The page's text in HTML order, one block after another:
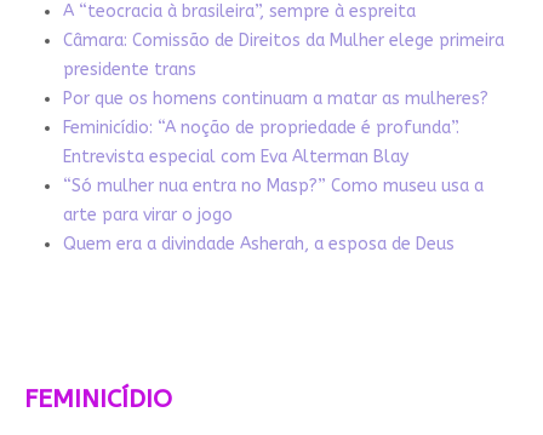
A “teocracia à brasileira”, sempre à espreita
Câmara: Comissão de Direitos da Mulher elege primeira
presidente trans
Por que os homens continuam a matar as mulheres?
Feminicídio: “A noção de propriedade é profunda”.
Entrevista especial com Eva Alterman Blay
“Só mulher nua entra no Masp?” Como museu usa a
arte para virar o jogo
Quem era a divindade Asherah, a esposa de Deus
FEMINICÍDIO